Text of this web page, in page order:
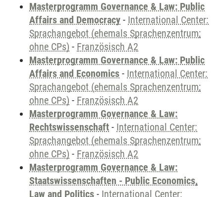
Masterprogramm Governance & Law: Public
Affairs and Democracy - International Center:
Sprachangebot (ehemals Sprachenzentrum;
ohne CPs) - Französisch A2
Masterprogramm Governance & Law: Public
Affairs and Economics - International Center:
Sprachangebot (ehemals Sprachenzentrum;
ohne CPs) - Französisch A2
Masterprogramm Governance & Law:
Rechtswissenschaft - International Center:
Sprachangebot (ehemals Sprachenzentrum;
ohne CPs) - Französisch A2
Masterprogramm Governance & Law:
Staatswissenschaften - Public Economics,
Law and Politics - International Center: